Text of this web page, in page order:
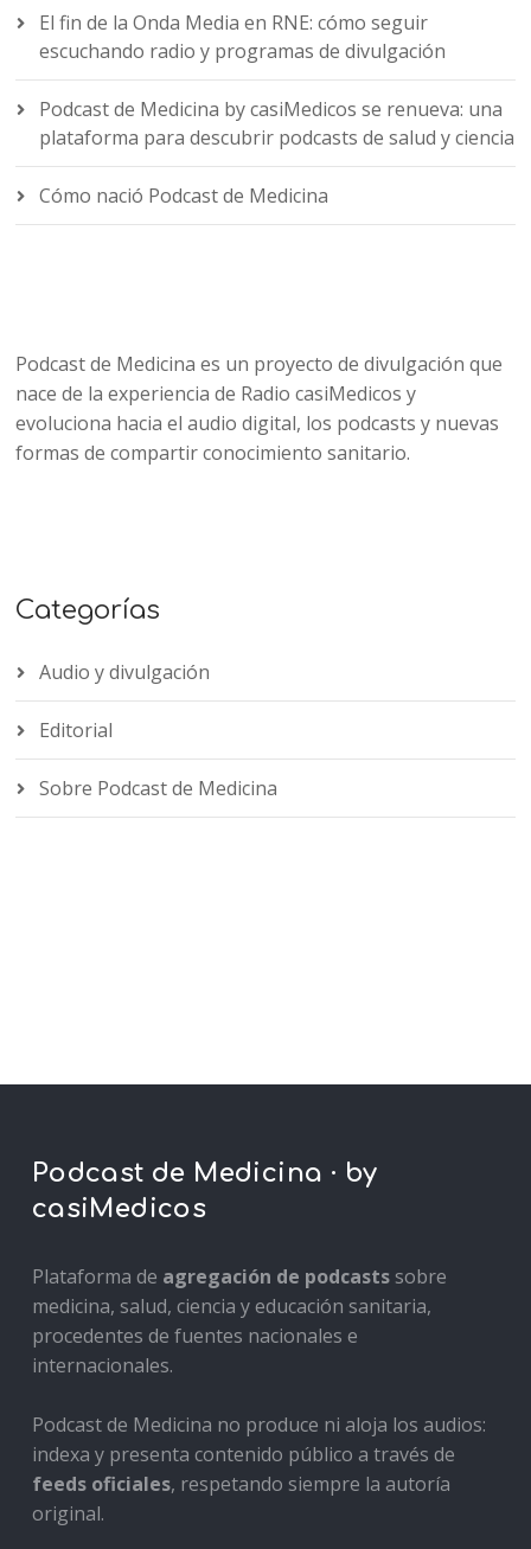
El fin de la Onda Media en RNE: cómo seguir
escuchando radio y programas de divulgación
Podcast de Medicina by casiMedicos se renueva: una
plataforma para descubrir podcasts de salud y ciencia
Cómo nació Podcast de Medicina
Podcast de Medicina es un proyecto de divulgación que
nace de la experiencia de Radio casiMedicos y
evoluciona hacia el audio digital, los podcasts y nuevas
formas de compartir conocimiento sanitario.
Categorías
Audio y divulgación
Editorial
Sobre Podcast de Medicina
Podcast de Medicina · by
casiMedicos
Plataforma de agregación de podcastssobre
medicina, salud, ciencia y educación sanitaria,
procedentes de fuentes nacionales e
internacionales.
Podcast de Medicina no produce ni aloja los audios:
indexa y presenta contenido público a través de
feeds oficiales, respetando siempre la autoría
original.